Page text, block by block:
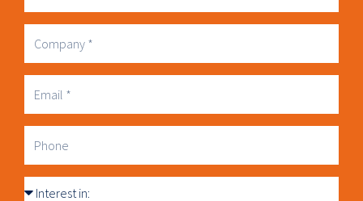
Name
Company
Business
Email
Phone
Interest